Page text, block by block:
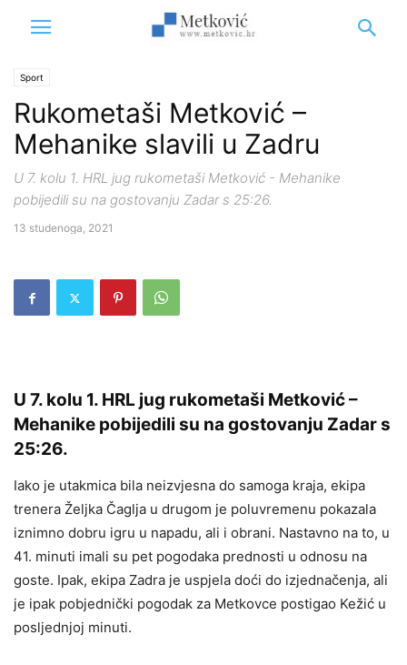
Sport
Rukometaši Metković –
Mehanike slavili u Zadru
U 7. kolu 1. HRL jug rukometaši Metković - Mehanike
pobijedili su na gostovanju Zadar s 25:26.
13 studenoga, 2021
U 7. kolu 1. HRL jug rukometaši Metković –
Mehanike pobijedili su na gostovanju Zadar s
25:26.
Iako je utakmica bila neizvjesna do samoga kraja, ekipa
trenera Željka Čaglja u drugom je poluvremenu pokazala
iznimno dobru igru u napadu, ali i obrani. Nastavno na to, u
41. minuti imali su pet pogodaka prednosti u odnosu na
goste. Ipak, ekipa Zadra je uspjela doći do izjednačenja, ali
je ipak pobjednički pogodak za Metkovce postigao Kežić u
posljednjoj minuti.